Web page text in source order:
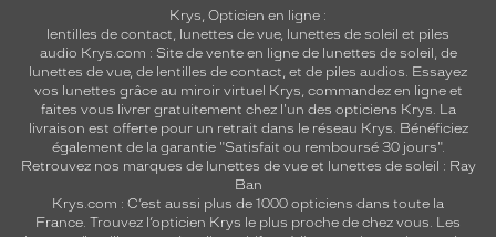
Krys, Opticien en ligne :
lentilles de contact, lunettes de vue, lunettes de soleil et piles
audio Krys.com : Site de vente en ligne de lunettes de soleil, de
lunettes de vue, de lentilles de contact, et de piles audios. Essayez
vos lunettes grâce au miroir virtuel Krys, commandez en ligne et
faites vous livrer gratuitement chez l'un des opticiens Krys. La
livraison est offerte pour un retrait dans le réseau Krys. Bénéficiez
également de la garantie "Satisfait ou remboursé 30 jours".
Retrouvez nos marques de lunettes de vue et lunettes de soleil : Ray
Ban
Krys.com : C’est aussi plus de 1000 opticiens dans toute la
France. Trouvez l’opticien Krys le plus proche de chez vous. Les